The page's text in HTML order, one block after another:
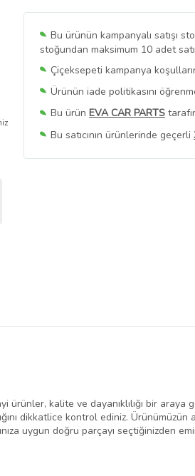
Bu ürünün kampanyalı satışı
stoğundan maksimum 10 adet
Çiçeksepeti kampanya
Ürünün iade politikasını
Bu ürün EVA CAR PARTS
Bu satıcının ürünlerinde geçerli
Bu SatıcınınTüm Ürünlerini
ürünler, kalite ve dayanıklılığı bir araya
dikkatlice kontrol ediniz. Ürünümüzün
uygun doğru parçayı seçtiğinizden